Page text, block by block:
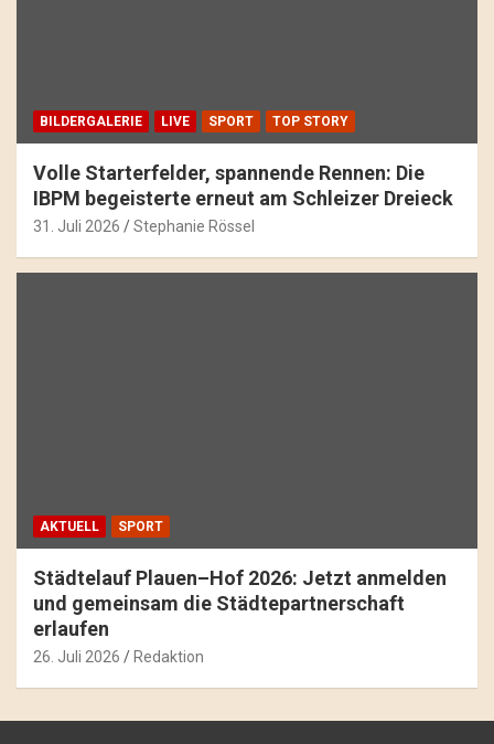
BILDERGALERIE LIVE SPORT TOP STORY
Volle Starterfelder, spannende Rennen: Die
IBPM begeisterte erneut am Schleizer Dreieck
31. Juli 2026 Stephanie Rössel
AKTUELL SPORT
Städtelauf Plauen–Hof 2026: Jetzt anmelden
und gemeinsam die Städtepartnerschaft
erlaufen
26. Juli 2026 Redaktion